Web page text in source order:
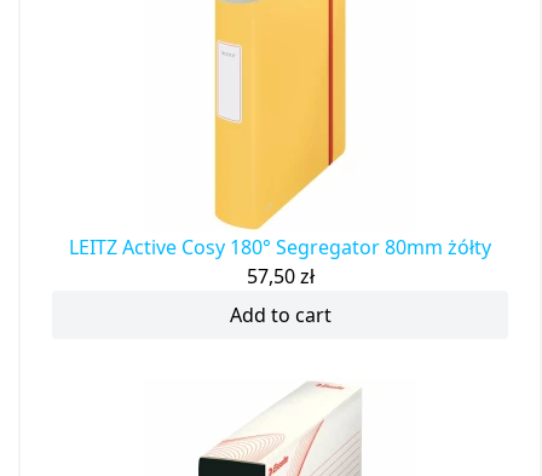
LEITZ Active Cosy 180° Segregator 80mm żółty
57,50zł
Add to cart